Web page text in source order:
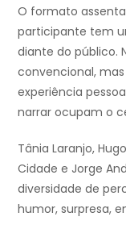
O formato
participante tem
diante do público.
convencional,
experiência
narrar ocupam o
Tânia Laranjo,
Cidade e Jorge
diversidade de
humor, surpresa,